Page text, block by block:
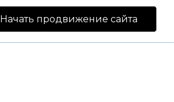
Начать продвижение сайта